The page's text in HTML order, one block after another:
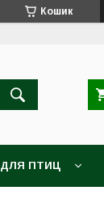
Кошик
ДЛЯ ПТИЦ